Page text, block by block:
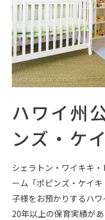
ハワイ州
ンズ・ケ
シェラトン・ワイキキ
ーム「ポピンズ・ケイ
子様をお預かりするハ
20年以上の保育実績が